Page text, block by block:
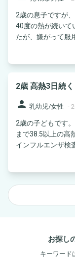
2歳の息子ですが
40度の熱が続いて
たが、嫌がって服
2歳 高熱3日続
person 乳幼児/女性 -
2歳の子どもです
まで38.5以上の高
インフルエンザ検
お探し
キーワード